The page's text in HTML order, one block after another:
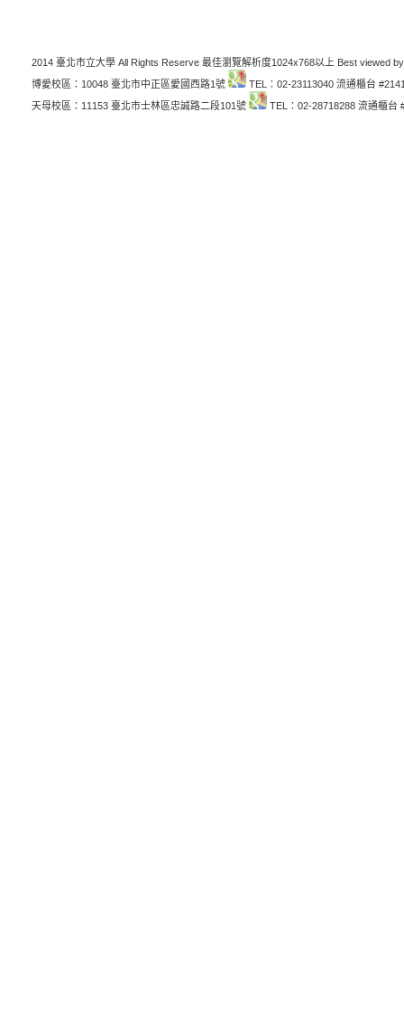
2014 臺北市立大學 All Rights Reserve 最佳瀏覽解析度1024x768以上 Best viewed
博愛校區：10048 臺北市中正區愛國西路1號
TEL：02-23113040 流通櫃台
天母校區：11153 臺北市士林區忠誠路二段101號
TEL：02-28718288 流通櫃台